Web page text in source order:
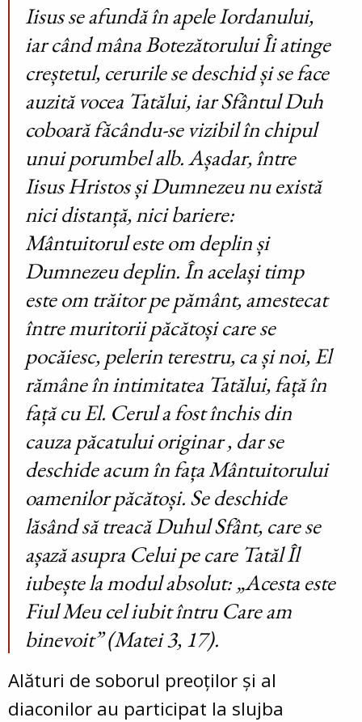
Iisus se afundă în apele Iordanului,
iar când mâna Botezătorului Îi atinge
creștetul, cerurile se deschid și se face
auzită vocea Tatălui, iar Sfântul Duh
coboară făcându-se vizibil în chipul
unui porumbel alb. Așadar, între
Iisus Hristos și Dumnezeu nu există
nici distanță, nici bariere:
Mântuitorul este om deplin și
Dumnezeu deplin. În același timp
este om trăitor pe pământ, amestecat
între muritorii păcătoși care se
pocăiesc, pelerin terestru, ca și noi, El
rămâne în intimitatea Tatălui, față în
față cu El. Cerul a fost închis din
cauza păcatului originar , dar se
deschide acum în fața Mântuitorului
oamenilor păcătoși. Se deschide
lăsând să treacă Duhul Sfânt, care se
așază asupra Celui pe care Tatăl Îl
iubește la modul absolut: „Acesta este
Fiul Meu cel iubit întru Care am
binevoit” (Matei 3, 17).
Alături de soborul preoților și al
diaconilor au participat la slujba